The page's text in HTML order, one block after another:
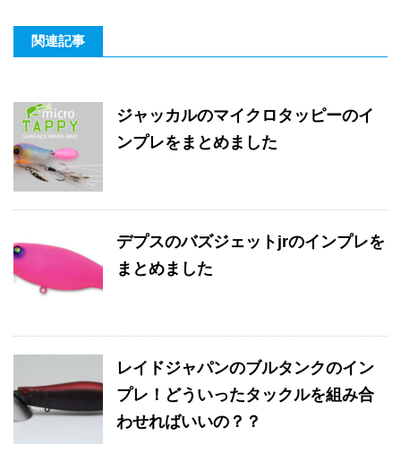
関連記事
ジャッカルのマイクロタッピーのイ
ンプレをまとめました
デプスのバズジェットjrのインプレを
まとめました
レイドジャパンのブルタンクのイン
プレ！どういったタックルを組み合
わせればいいの？？